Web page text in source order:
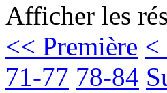
Afficher les
<< Première <
71-77 78-84